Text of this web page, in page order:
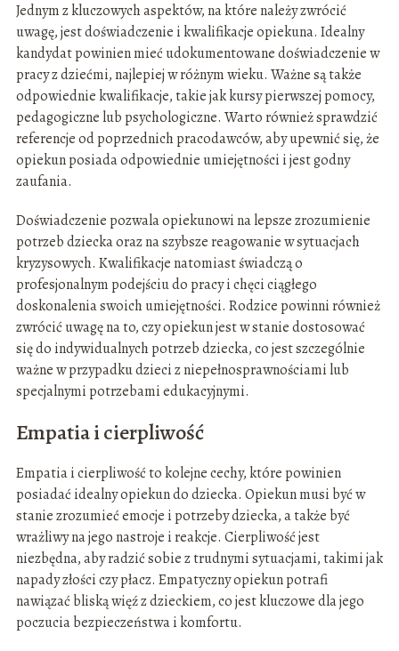
Jednym z kluczowych aspektów, na które należy zwrócić
uwagę, jest doświadczenie i kwalifikacje opiekuna. Idealny
kandydat powinien mieć udokumentowane doświadczenie w
pracy z dziećmi, najlepiej w różnym wieku. Ważne są także
odpowiednie kwalifikacje, takie jak kursy pierwszej pomocy,
pedagogiczne lub psychologiczne. Warto również sprawdzić
referencje od poprzednich pracodawców, aby upewnić się, że
opiekun posiada odpowiednie umiejętności i jest godny
zaufania.
Doświadczenie pozwala opiekunowi na lepsze zrozumienie
potrzeb dziecka oraz na szybsze reagowanie w sytuacjach
kryzysowych. Kwalifikacje natomiast świadczą o
profesjonalnym podejściu do pracy i chęci ciągłego
doskonalenia swoich umiejętności. Rodzice powinni również
zwrócić uwagę na to, czy opiekun jest w stanie dostosować
się do indywidualnych potrzeb dziecka, co jest szczególnie
ważne w przypadku dzieci z niepełnosprawnościami lub
specjalnymi potrzebami edukacyjnymi.
Empatia i cierpliwość
Empatia i cierpliwość to kolejne cechy, które powinien
posiadać idealny opiekun do dziecka. Opiekun musi być w
stanie zrozumieć emocje i potrzeby dziecka, a także być
wrażliwy na jego nastroje i reakcje. Cierpliwość jest
niezbędna, aby radzić sobie z trudnymi sytuacjami, takimi jak
napady złości czy płacz. Empatyczny opiekun potrafi
nawiązać bliską więź z dzieckiem, co jest kluczowe dla jego
poczucia bezpieczeństwa i komfortu.